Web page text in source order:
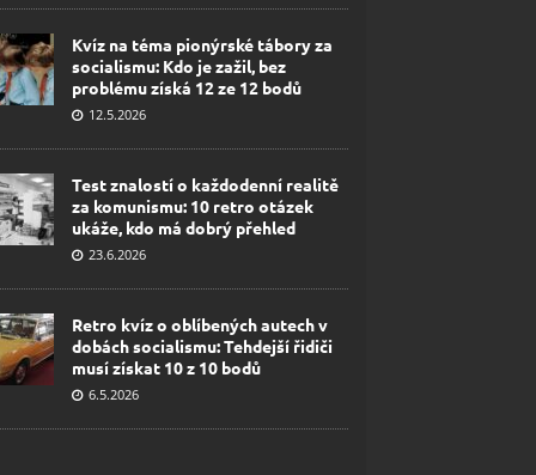
Kvíz na téma pionýrské tábory za
socialismu: Kdo je zažil, bez
problému získá 12 ze 12 bodů
12.5.2026
Test znalostí o každodenní realitě
za komunismu: 10 retro otázek
ukáže, kdo má dobrý přehled
23.6.2026
Retro kvíz o oblíbených autech v
dobách socialismu: Tehdejší řidiči
musí získat 10 z 10 bodů
6.5.2026